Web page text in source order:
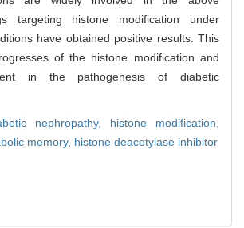
targeting histone modification under
have obtained positive results. This
of the histone modification and
in the pathogenesis of diabetic
nephropathy, histone modification,
memory, histone deacetylase inhibitor